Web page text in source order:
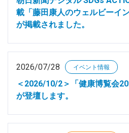
載「藤田康人のウェルビーイ
が掲載されました。
2026/07/28 イベント情報
＜2026/10/2＞「健康博覧会
が登壇します。